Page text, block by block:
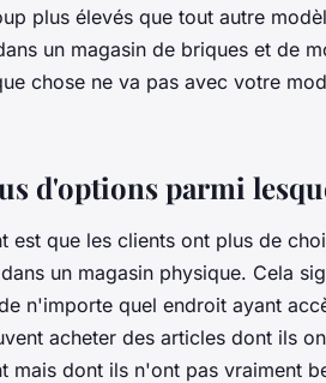
plus élevés que tout autre
un magasin de briques et de
chose ne va pas avec votre
d'options parmi
est que les clients ont plus de
un magasin physique. Cela
n'importe quel endroit ayant
acheter des articles dont ils
mais dont ils n'ont pas vraiment